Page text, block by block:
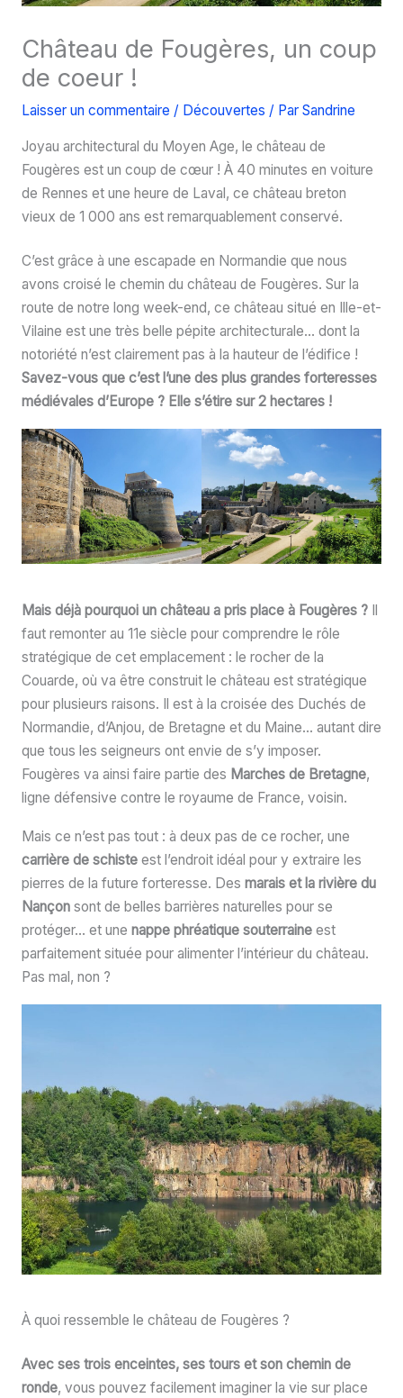
Château de Fougères, un coup
de coeur !
Laisser un commentaire / Découvertes / Par Sandrine
Joyau architectural du Moyen Age, le château de
Fougères est un coup de cœur ! À 40 minutes en voiture
de Rennes et une heure de Laval, ce château breton
vieux de 1 000 ans est remarquablement conservé.
C’est grâce à une escapade en Normandie que nous
avons croisé le chemin du château de Fougères. Sur la
route de notre long week-end, ce château situé en Ille-et-
Vilaine est une très belle pépite architecturale… dont la
notoriété n’est clairement pas à la hauteur de l’édifice !
Savez-vous que c’est l’une des plus grandes forteresses
médiévales d’Europe ? Elle s’étire sur 2 hectares !
Mais déjà pourquoi un château a pris place à Fougères ?Il
faut remonter au 11e siècle pour comprendre le rôle
stratégique de cet emplacement : le rocher de la
Couarde, où va être construit le château est stratégique
pour plusieurs raisons. Il est à la croisée des Duchés de
Normandie, d’Anjou, de Bretagne et du Maine… autant dire
que tous les seigneurs ont envie de s’y imposer.
Fougères va ainsi faire partie des Marches de Bretagne,
ligne défensive contre le royaume de France, voisin.
Mais ce n’est pas tout : à deux pas de ce rocher, une
carrière de schisteest l’endroit idéal pour y extraire les
pierres de la future forteresse. Des marais et la rivière du
Nançon sont de belles barrières naturelles pour se
protéger… et une nappe phréatique souterraineest
parfaitement située pour alimenter l’intérieur du château.
Pas mal, non ?
À quoi ressemble le château de Fougères ?
Avec ses trois enceintes, ses tours et son chemin de
ronde, vous pouvez facilement imaginer la vie sur place